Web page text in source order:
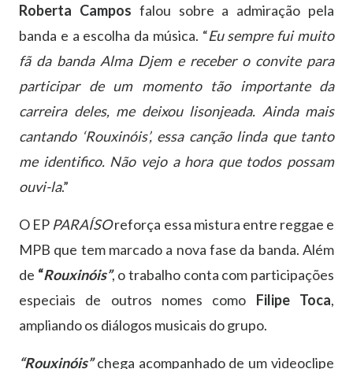
Roberta Campos falou sobre a admiração pela
banda e a escolha da música. “Eu sempre fui muito
fã da banda Alma Djem e receber o convite para
participar de um momento tão importante da
carreira deles, me deixou lisonjeada. Ainda mais
cantando ‘Rouxinóis’, essa canção linda que tanto
me identifico. Não vejo a hora que todos possam
ouvi-la.”
O EP PARAÍSOreforça essa mistura entre reggae e
MPB que tem marcado a nova fase da banda. Além
de “Rouxinóis”, o trabalho conta com participações
especiais de outros nomes como Filipe Toca,
ampliando os diálogos musicais do grupo.
“Rouxinóis”chega acompanhado de um videoclipe